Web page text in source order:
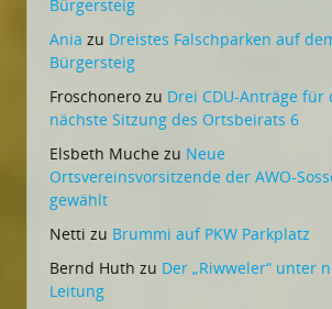
Bürgersteig
Ania zu Dreistes Falschparken auf
Bürgersteig
Froschonero zu Drei CDU-Anträge für
nächste Sitzung des Ortsbeirats 6
Elsbeth Muche zu Neue
Ortsvereinsvorsitzende der AWO-
gewählt
Netti zu Brummi auf PKW Parkplatz
Bernd Huth zu Der „Riwweler“ unter
Leitung